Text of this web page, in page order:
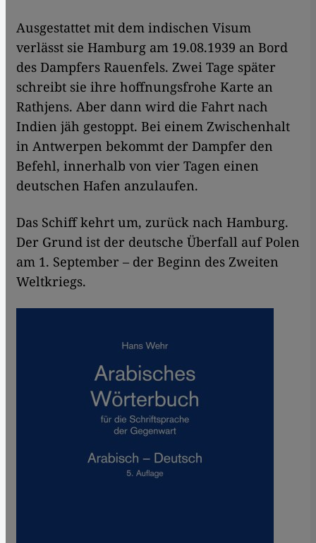
Ausgestattet mit dem indischen Visum
verlässt sie Hamburg am 19.08.1939 an Bord
des Dampfers Rauenfels. Zwei Tage später
schreibt sie ihre hoffnungsfrohe Karte an
Rathjens. Aber dann wird die Fahrt nach
Indien jäh gestoppt. Bei einem Zwischenhalt
in Antwerpen bekommt der Dampfer den
Befehl, innerhalb von vier Tagen einen
deutschen Hafen anzulaufen.
Das Schiff kehrt um, zurück nach Hamburg.
Der Grund ist der deutsche Überfall auf Polen
am 1. September – der Beginn des Zweiten
Weltkriegs.